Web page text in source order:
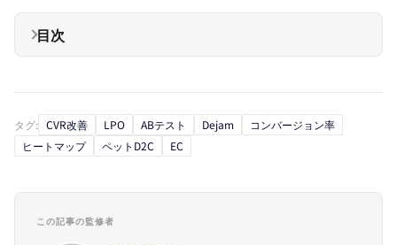
目次
タグ: CVR改善 LPO ABテスト Dejam
コンバージョン率
ヒートマップ
ペットD2C EC
この記事の監修者